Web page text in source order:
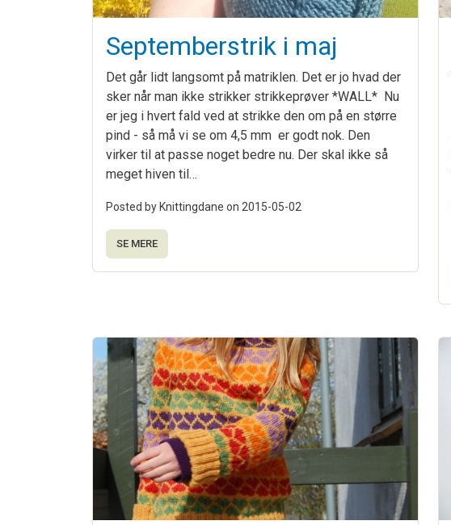
Septemberstrik i maj
Det går lidt langsomt på matriklen. Det er jo hvad der
sker når man ikke strikker strikkeprøver *WALL* Nu
er jeg i hvert fald ved at strikke den om på en større
pind - så må vi se om 4,5 mm er godt nok. Den
virker til at passe noget bedre nu. Der skal ikke så
meget hiven til…
Posted by Knittingdane on 2015-05-02
SE MERE